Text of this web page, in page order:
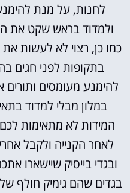
לחנות, על מנת
ולמדוד בראש שקט את
כמו כן, רצוי לא לעשות
בתקופות לפני חגים
להימנע מעומסים ותורים
במלון מבלי למדוד
המידות לא מתאימות
לאחר הקנייה ולקבל
ובגדי בייסיק שיישארו
בגדים שהם גימיק חולף